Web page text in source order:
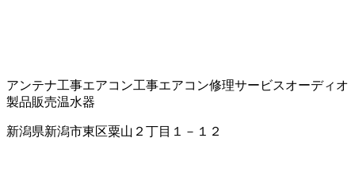
アンテナ工事エアコン工事エアコン修理サービスオーディオ
製品販売温水器
新潟県新潟市東区粟山２丁目１－１２